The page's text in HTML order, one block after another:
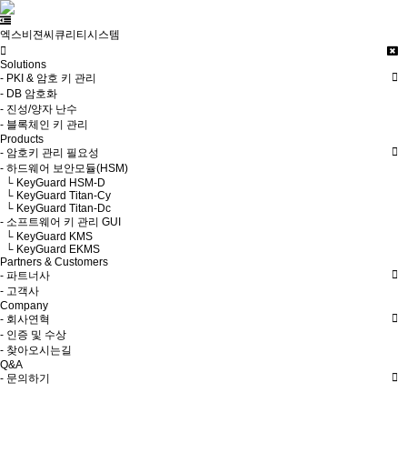
엑스비젼씨큐리티시스템
Solutions
- PKI & 암호 키 관리
- DB 암호화
- 진성/양자 난수
- 블록체인 키 관리
Products
- 암호키 관리 필요성
- 하드웨어 보안모듈(HSM)
└ KeyGuard HSM-D
└ KeyGuard Titan-Cy
└ KeyGuard Titan-Dc
- 소프트웨어 키 관리 GUI
└ KeyGuard KMS
└ KeyGuard EKMS
Partners & Customers
- 파트너사
- 고객사
Company
- 회사연혁
- 인증 및 수상
- 찾아오시는길
Q&A
- 문의하기